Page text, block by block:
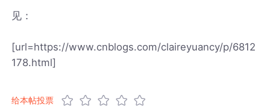
见：
[url=https://www.cnblogs.com/claireyuancy/p/6812
178.html]
给本帖投票